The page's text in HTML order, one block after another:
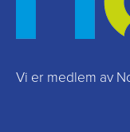
Vi er medlem av